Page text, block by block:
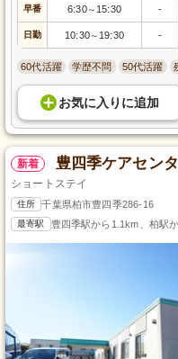
早番 6:30～ 15:30 -
日勤 10:30～ 19:30 -
60代活躍 学歴不問 50代活躍
お気に入り に追加
新着 豊四季ケアセン
ショートステイ
住所 千葉県柏市豊四季286-16
最寄駅 豊四季駅から1.1km、柏駅